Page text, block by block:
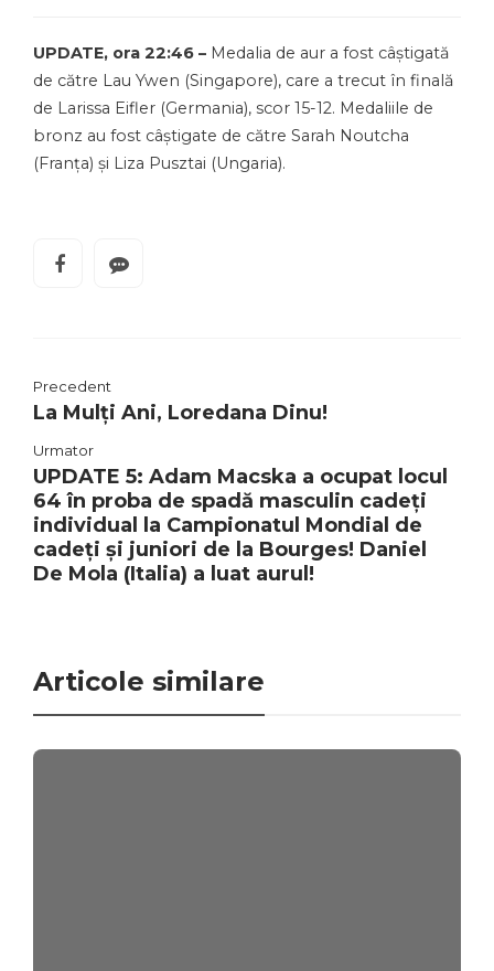
UPDATE, ora 22:46 – Medalia de aur a fost câștigată
de către Lau Ywen (Singapore), care a trecut în finală
de Larissa Eifler (Germania), scor 15-12. Medaliile de
bronz au fost câștigate de către Sarah Noutcha
(Franța) și Liza Pusztai (Ungaria).
Precedent
La Mulți Ani, Loredana Dinu!
Urmator
UPDATE 5: Adam Macska a ocupat locul
64 în proba de spadă masculin cadeți
individual la Campionatul Mondial de
cadeți și juniori de la Bourges! Daniel
De Mola (Italia) a luat aurul!
Articole similare